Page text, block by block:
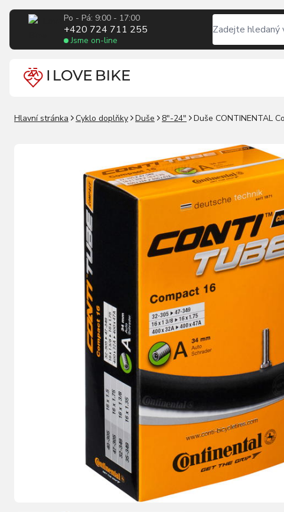
Po - Pá: 9:00 - 17:00
+420 724 711 255
Jsme on-line
Hlavní stránka Cyklo doplňky Duše 8"-24" Duše CONTINENTAL